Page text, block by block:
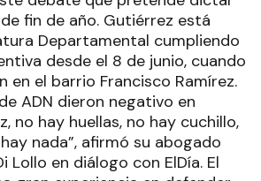
fin de año. Gutiérrez está
Departamental cumpliendo
desde el 8 de junio, cuando
en el barrio Francisco Ramírez.
ADN dieron negativo en
no hay huellas, no hay cuchillo,
nada”, afirmó su abogado
Lollo en diálogo con ElDía. El